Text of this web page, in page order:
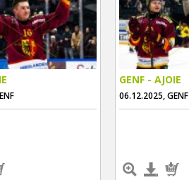
GENF - AJOIE
06.12.2025, GENF